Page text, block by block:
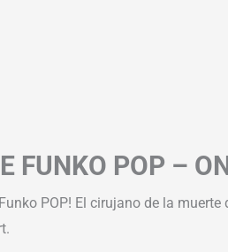
FUNKO POP –
POP! El cirujano de la muerte